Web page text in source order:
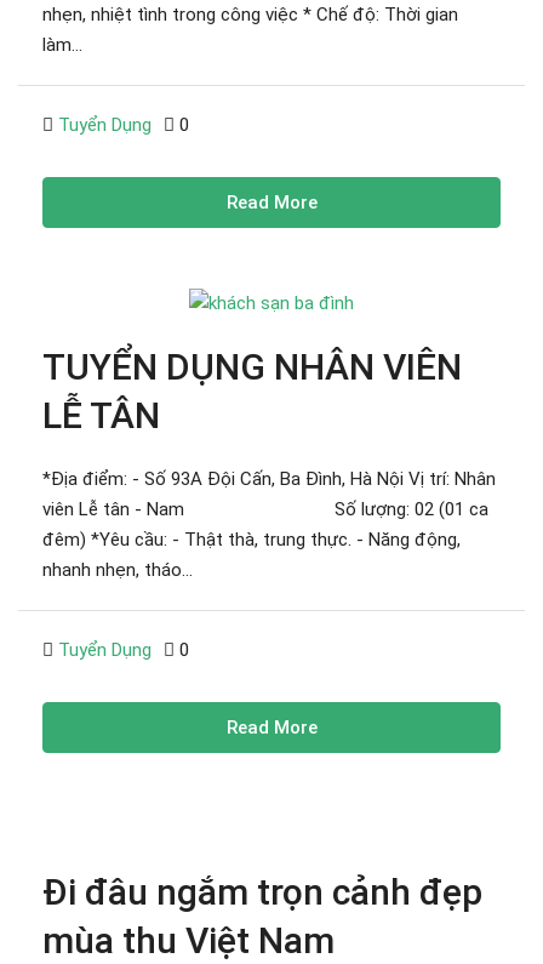
nhẹn, nhiệt tình trong công việc * Chế độ: Thời gian
làm...
Tuyển Dụng 0
Read More
TUYỂN DỤNG NHÂN VIÊN
LỄ TÂN
*Địa điểm: - Số 93A Đội Cấn, Ba Đình, Hà Nội Vị trí: Nhân
viên Lễ tân - Nam Số lượng: 02 (01 ca
đêm) *Yêu cầu: - Thật thà, trung thực. - Năng động,
nhanh nhẹn, tháo...
Tuyển Dụng 0
Read More
Đi đâu ngắm trọn cảnh đẹp
mùa thu Việt Nam